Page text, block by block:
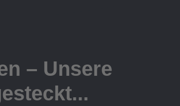
– Unsere